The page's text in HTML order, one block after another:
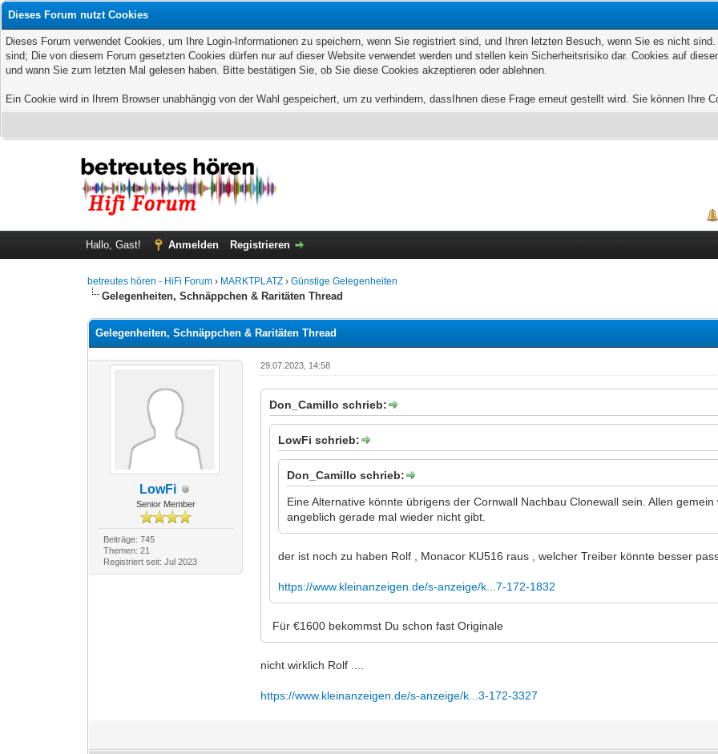
Dieses Forum nutzt Cookies
Dieses Forum verwendet Cookies, um Ihre Login-Informationen zu speichern, wenn Sie registriert sind, und Ihren letzten Besuch, wenn Sie es nicht
sind; Die von diesem Forum gesetzten Cookies dürfen nur auf dieser Website verwendet werden und stellen kein Sicherheitsrisiko dar. Cookies auf
und wann Sie zum letzten Mal gelesen haben. Bitte bestätigen Sie, ob Sie diese Cookies akzeptieren oder ablehnen.
Ein Cookie wird in Ihrem Browser unabhängig von der Wahl gespeichert, um zu verhindern, dassIhnen diese Frage erneut gestellt wird. Sie können Ihre
Hallo, Gast! Anmelden Registrieren
betreutes hören - HiFi Forum› MARKTPLATZ ›Günstige Gelegenheiten
Gelegenheiten, Schnäppchen & Raritäten Thread
Gelegenheiten, Schnäppchen & Raritäten Thread
LowFi
Senior Member
Beiträge: 745
Themen: 21
Registriert seit: Jul 2023
29.07.2023, 14:58
Don_Camillo schrieb:
LowFi schrieb:
Don_Camillo schrieb:
Eine Alternative könnte übrigens der Cornwall Nachbau Clonewall sein. Allen
angeblich gerade mal wieder nicht gibt.
der ist noch zu haben Rolf , Monacor KU516 raus , welcher Treiber könnte besser
https://www.kleinanzeigen.de/s-anzeige/k...7-172-1832
Für €1600 bekommst Du schon fast Originale
nicht wirklich Rolf ....
https://www.kleinanzeigen.de/s-anzeige/k...3-172-3327